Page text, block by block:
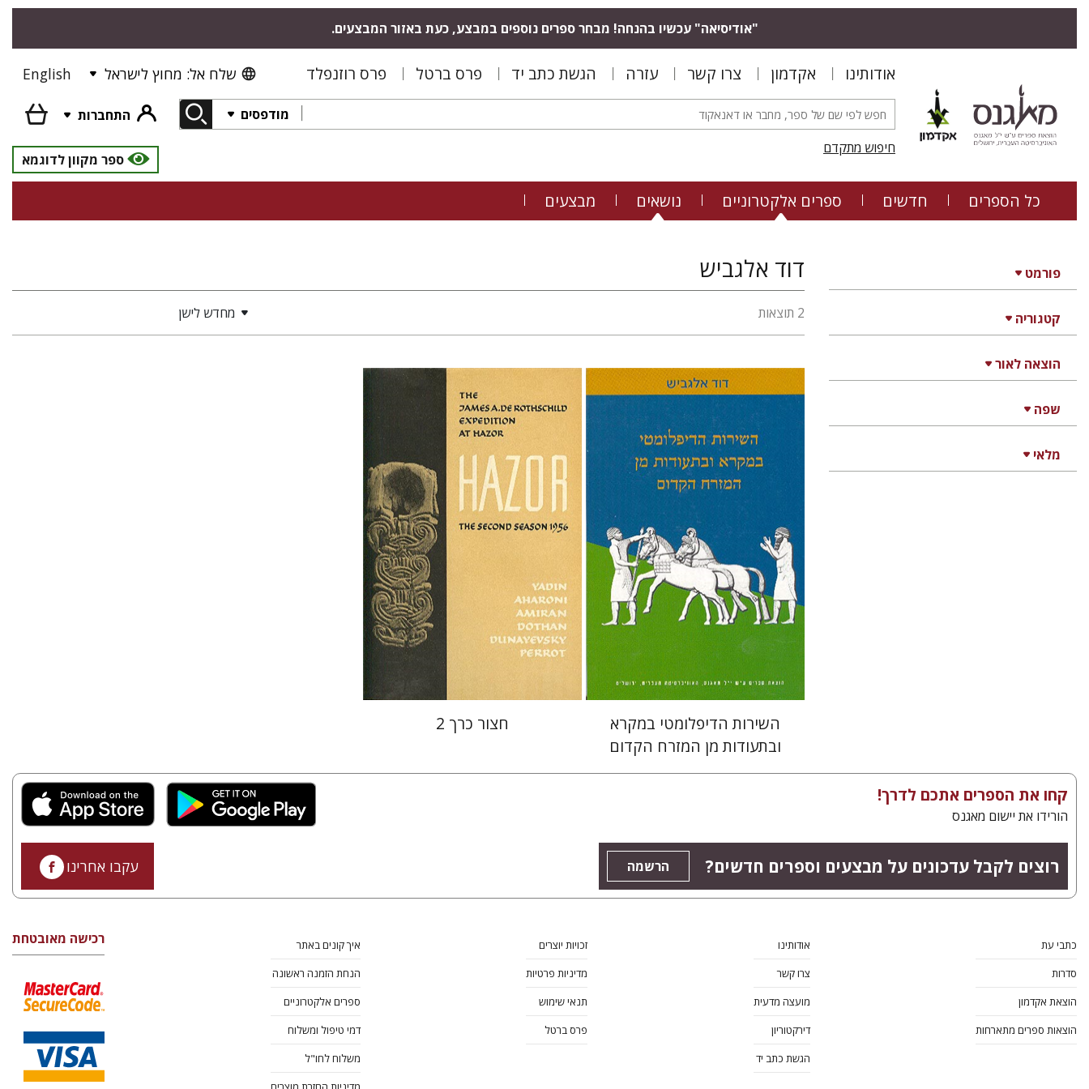
"אודיסיאה" עכשיו בהנחה! מבחר ספרים נוספים במבצע, כעת באזור המבצעים.
אודותינו אקדמון צרו קשר עזרה הגשת כתב יד פרס ברטל פרס רוזנפלד שלח אל: מחוץ לישראל English
מודפסים
התחברות
חיפוש מתקדם
ספר מקוון לדוגמא
כל הספרים חדשים ספרים אלקטרוניים נושאים מבצעים
פורמט
קטגוריה
הוצאה לאור
שפה
מלאי
דוד אלגביש
2 תוצאות מחדש לישן
דוד אלגביש
הנחת אתר ספר מודפס
$32
השירות הדיפלומטי במקרא
ובתעודות מן המזרח הקדום
Yigael Yadin
דוד אלגביש
חצור כרך 2
קחו את הספרים אתכם לדרך!
הורידו את יישום מאגנס
רוצים לקבל עדכונים על מבצעים וספרים חדשים? הרשמה עקבו אחרינו
כתבי עת
סדרות
הוצאת אקדמון
הוצאות ספרים מתארחות
אודותינו
צרו קשר
מועצה מדעית
דירקטוריון
הגשת כתב יד
זכויות יוצרים
מדיניות פרטיות
תנאי שימוש
פרס ברטל
איך קונים באתר
הנחת הזמנה ראשונה
ספרים אלקטרוניים
דמי טיפול ומשלוח
משלוח לחו"ל
רכישה מאובטחת